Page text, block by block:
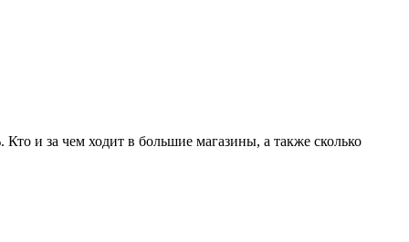
и за чем ходит в большие магазины, а также сколько